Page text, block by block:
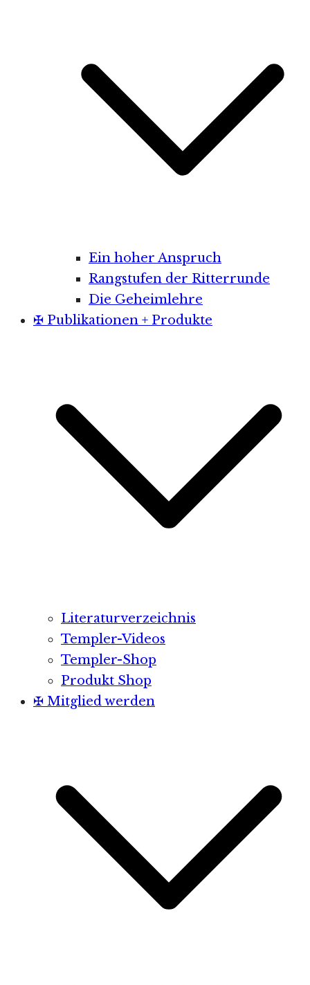
Ein hoher Anspruch
Rangstufen der Ritterrunde
Die Geheimlehre
✠ Publikationen + Produkte
Literaturverzeichnis
Templer-Videos
Templer-Shop
Produkt Shop
✠ Mitglied werden